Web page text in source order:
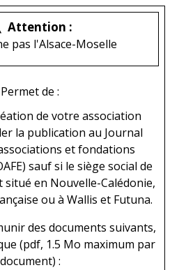
Attention :
pas l'Alsace-Moselle
Permet de :
de votre association
la publication au Journal
et fondations
sauf si le siège social de
situé en Nouvelle-Calédonie,
ou à Wallis et Futuna.
des documents suivants,
(pdf, 1.5 Mo maximum par
document) :